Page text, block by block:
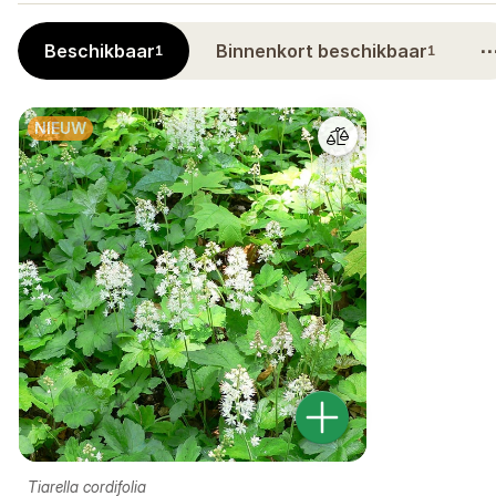
Beschikbaar1 Binnenkort beschikbaar1
NIEUW
Tiarella cordifolia